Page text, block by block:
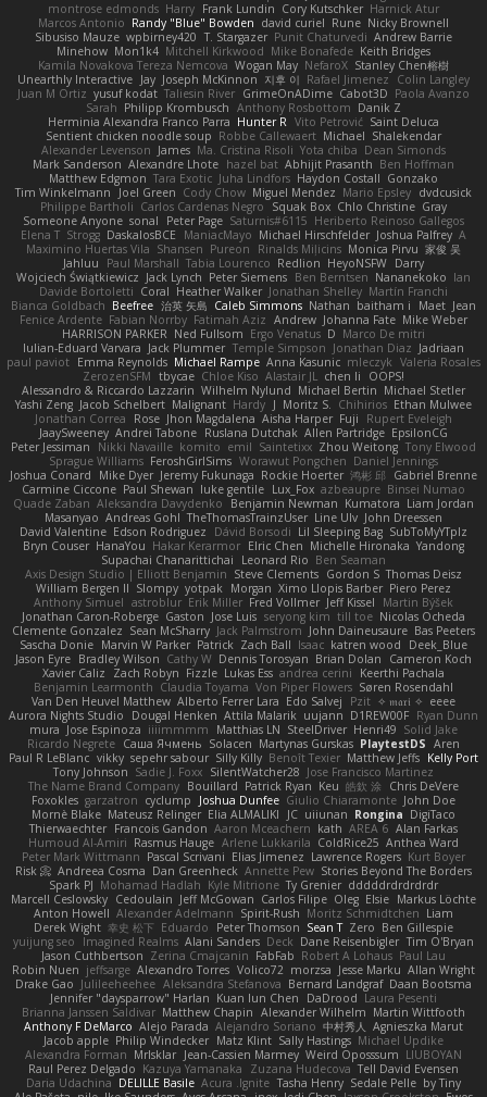
montrose edmonds Harry Frank Lundin Cory Kutschker Harnick Atur
Marcos Antonio Randy "Blue" Bowden david curiel Rune Nicky Brownell
Sibusiso Mauze wpbirney420 T. Stargazer Punit Chaturvedi Andrew Barrie
Minehow Mon1k4 Mitchell Kirkwood Mike Bonafede Keith Bridges
Kamila Novakova Tereza Nemcova Wogan May NefaroX Stanley Chen榕樹
Unearthly Interactive Jay Joseph McKinnon 지후 이 Rafael Jimenez
Colin Langley
Juan M Ortiz yusuf kodat Taliesin River GrimeOnADime Cabot3D Paola Avanzo
Sarah Philipp Krombusch Anthony Rosbottom Danik Z
Herminia Alexandra Franco Parra Hunter R Vito Petrović Saint Deluca
Sentient chicken noodle soup Robbe Callewaert Michael Shalekendar
Alexander Levenson James Ma. Cristina Risoli Yota chiba Dean Simonds
Mark Sanderson Alexandre Lhote hazel bat Abhijit Prasanth Ben Hoffman
Matthew Edgmon Tara Exotic Juha Lindfors Haydon Costall Gonzako
Tim Winkelmann
Joel Green Cody Chow Miguel Mendez Mario Epsley dvdcusick
Philippe Bartholi Carlos Cardenas Negro Squak Box Chlo Christine Gray
Someone Anyone sonal Peter Page Saturnis#6115 Heriberto Reinoso Gallegos
Elena T Strogg DaskalosBCE ManiacMayo Michael Hirschfelder Joshua Palfrey A
Maximino Huertas Vila Shansen Pureon Rinalds Miļicins Monica Pirvu 家俊 吴
Jahluu
Paul Marshall Tabia Lourenco Redlion HeyoNSFW Darry
Wojciech Świątkiewicz Jack Lynch Peter Siemens Ben Berntsen Nananekoko Ian
Davide Bortoletti Coral Heather Walker Jonathan Shelley Martín Franchi
Bianca Goldbach Beefree 治英 矢島 Caleb Simmons Nathan baitham i Maet Jean
Fenice Ardente Fabian Norrby Fatimah Aziz Andrew Johanna Fate Mike Weber
HARRISON PARKER Ned Fullsom Ergo Venatus D Marco De mitri
Iulian-Eduard Varvara Jack Plummer Temple Simpson Jonathan Diaz Jadriaan
paul paviot Emma Reynolds Michael Rampe Anna Kasunic mleczyk Valeria Rosales
ZerozenSFM tbycae Chloe Kiso Alastair JL chen li
OOPS!
Alessandro & Riccardo Lazzarin Wilhelm Nylund Michael Bertin Michael Stetler
Yashi Zeng Jacob Schelbert Malignant Hardy J Moritz S. Chihirios Ethan Mulwee
Jonathan Correa
Rose Jhon Magdalena Aisha Harper Fuji
Rupert Eveleigh
JaaySweeney Andrei Tabone Ruslana Dutchak Allen Partridge EpsilonCG
Peter Jessiman
Nikki Navaille komito emil Saintetixx Zhou Weitong Tony Elwood
Sprague Williams FeroshGirlSims Worawut Pongchen Daniel Jennings
Joshua Conard
Mike Dyer Jeremy Fukunaga Rockie Hoerter 鸿彬 邱 Gabriel Brenne
Carmine Ciccone Paul Shewan luke gentile Lux_Fox azbeaupre Binsei Numao
Quade Zaban Aleksandra Davydenko Benjamin Newman Kumatora Liam Jordan
Masanyao Andreas Gohl TheThomasTrainzUser Line Ulv John Dreessen
David Valentine Edson Rodriguez Dávid Borsodi Lil Sleeping Bag SubToMyYTplz
Bryn Couser HanaYou Hakar Kerarmor Elric Chen Michelle Hironaka Yandong
Supachai Chanarittichai
Leonard Rio Ben Seaman
Axis Design Studio | Elliott Benjamin Steve Clements Gordon S Thomas Deisz
William Bergen II Slompy yotpak Morgan Ximo Llopis Barber Piero Perez
Anthony Simuel astroblur Erik Miller Fred Vollmer Jeff Kissel
Martin Býšek
Jonathan Caron-Roberge Gaston Jose Luis seryong kim till toe Nicolas Ocheda
Clemente Gonzalez Sean McSharry Jack Palmstrom John Daineusaure Bas Peeters
Sascha Donie Marvin W Parker Patrick Zach Ball Isaac katren wood
Deek_Blue
Jason Eyre Bradley Wilson Cathy W Dennis Torosyan Brian Dolan
Cameron Koch
Xavier Caliz
Zach Robyn Fizzle Lukas Ess andrea cerini
Keerthi Pachala
Benjamin Learmonth Claudia Toyama Von Piper Flowers Søren Rosendahl
Van Den Heuvel Matthew Alberto Ferrer Lara Edo Salvej Pzit ✧ 𝔪𝔞𝔯𝔦 ✧ eeee
Aurora Nights Studio
Dougal Henken Attila Malarik uujann D1REW00F Ryan Dunn
mura Jose Espinoza iiiimmmm Matthias LN SteelDriver Henri49 Solid Jake
Ricardo Negrete Саша Ячмень Solacen Martynas Gurskas PlaytestDS Aren
Paul R LeBlanc vikky sepehr sabour Silly Killy Benoît Texier Matthew Jeffs Kelly Port
Tony Johnson Sadie J. Foxx SilentWatcher28 Jose Francisco Martinez
The Name Brand Company Bouillard Patrick Ryan Keu 皓欽 涂 Chris DeVere
Foxokles garzatron cyclump Joshua Dunfee Giulio Chiaramonte John Doe
Mornè Blake Mateusz Relinger Elia ALMALIKI JC uiiunan Rongina DigiTaco
Thierwaechter Francois Gandon Aaron Mceachern kath AREA 6 Alan Farkas
Humoud Al-Amiri Rasmus Hauge Arlene Lukkarila ColdRice25 Anthea Ward
Peter Mark Wittmann Pascal Scrivani Elias Jimenez Lawrence Rogers Kurt Boyer
Risk 📀 Andreea Cosma Dan Greenheck Annette Pew Stories Beyond The Borders
Spark PJ Mohamad Hadlah Kyle Mitrione Ty Grenier dddddrdrdrdrdr
Marcell Ceslowsky Cedoulain Jeff McGowan Carlos Filipe Oleg Elsie Markus Löchte
Anton Howell Alexander Adelmann Spirit-Rush Moritz Schmidtchen Liam
Derek Wight 幸史 松下 Eduardo Peter Thomson Sean T Zero Ben Gillespie
yuijung seo
Imagined Realms Alani Sanders Deck Dane Reisenbigler Tim O'Bryan
Jason Cuthbertson Zerina Cmajcanin FabFab Robert A Lohaus Paul Lau
Robin Nuen jeffsarge Alexandro Torres Volico72 morzsa Jesse Marku Allan Wright
Drake Gao Julileeheehee Aleksandra Stefanova Bernard Landgraf Daan Bootsma
Jennifer "daysparrow" Harlan Kuan lun Chen DaDrood Laura Pesenti
Brianna Janssen Saldivar Matthew Chapin Alexander Wilhelm Martin Wittfooth
Anthony F DeMarco Alejo Parada Alejandro Soriano 中村秀人
Agnieszka Marut
Jacob apple Philip Windecker Matz Klint Sally Hastings Michael Updike
Alexandra Forman MrIsklar Jean-Cassien Marmey Weird Oposssum LIUBOYAN
Raul Perez Delgado Kazuya Yamanaka Zuzana Hudecova Tell David Evensen
Daria Udachina DELILLE Basile Acura .Ignite Tasha Henry Sedale Pelle by Tiny